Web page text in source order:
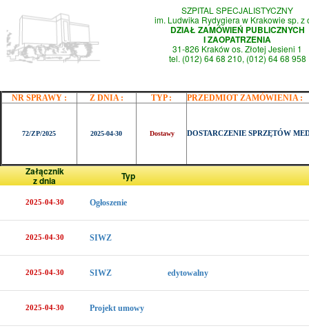
SZPITAL SPECJALISTYCZNY
im. Ludwika Rydygiera w Krakowie sp. z
DZIAŁ ZAMÓWIEŃ PUBLICZNYCH
I ZAOPATRZENIA
31-826 Kraków os. Złotej Jesieni 1
tel. (012) 64 68 210, (012) 64 68 958
NR SPRAWY : Z DNIA : TYP : PRZEDMIOT ZAMÓWIENIA :
72/ZP/2025 2025-04-30 Dostawy DOSTARCZENIE SPRZĘTÓW
Załącznik
z dnia Typ
2025-04-30 Ogłoszenie
2025-04-30 SIWZ
2025-04-30 SIWZ edytowalny
2025-04-30 Projekt umowy